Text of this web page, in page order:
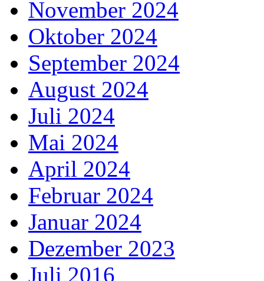
November 2024
Oktober 2024
September 2024
August 2024
Juli 2024
Mai 2024
April 2024
Februar 2024
Januar 2024
Dezember 2023
Juli 2016